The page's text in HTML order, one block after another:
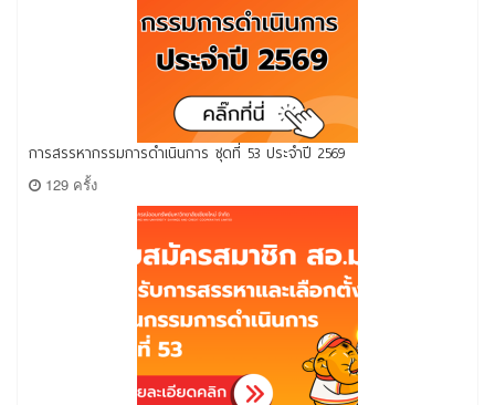
การสรรหากรรมการดำเนินการ ชุดที่ 53 ประจำปี 2569
129 ครั้ง